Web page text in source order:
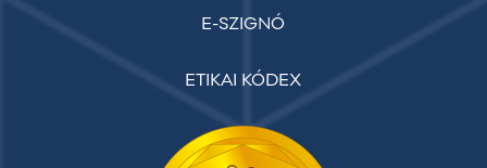
E-SZIGNÓ
ETIKAI KÓDEX